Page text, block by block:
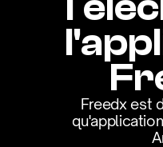
Freedx est